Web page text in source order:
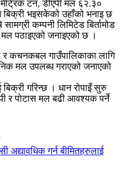
टन, डीएपी मल ६२.३०
भइसकेको उहाँको भनाइ छ
कम्पनी लिमिटेड बिर्तामोड
पठाइएको जनाइएको छ ।
र कचनकबल गाउँपालिकाका लागि
मल उपलब्ध गराएको जनाएको
गरिन्छ । धान रोपाइँ सुरु
र पोटास मल बढी आवश्यक पर्ने
अद्यावधिक गर्न बीमितहरुलाई